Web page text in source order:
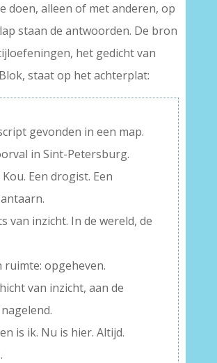
doen, alleen of met anderen, op
staan de antwoorden. De bron
het gedicht van
staat op het achterplat:
gevonden in een map.
in Sint-Petersburg.
Een drogist. Een
van inzicht. In de wereld, de
ruimte: opgeheven.
van inzicht, aan de
is ik. Nu is hier. Altijd.